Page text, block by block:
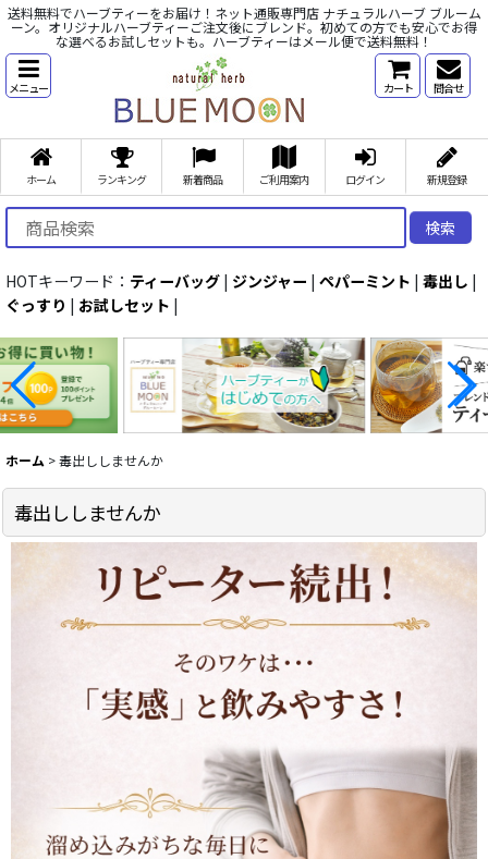
送料無料でハーブティーをお届け！ネット通販専門店 ナチュラルハーブ ブルーム
ーン。オリジナルハーブティーご注文後にブレンド。初めての方でも安心でお得
な選べるお試しセットも。ハーブティーはメール便で送料無料！
メニュー カート 問合せ
ホーム ランキング 新着商品 ご利用案内 ログイン 新規登録
検索
HOTキーワード： ティーバッグ | ジンジャー | ペパーミント | 毒出し |
ぐっすり | お試しセット |
ホーム >毒出ししませんか
毒出ししませんか